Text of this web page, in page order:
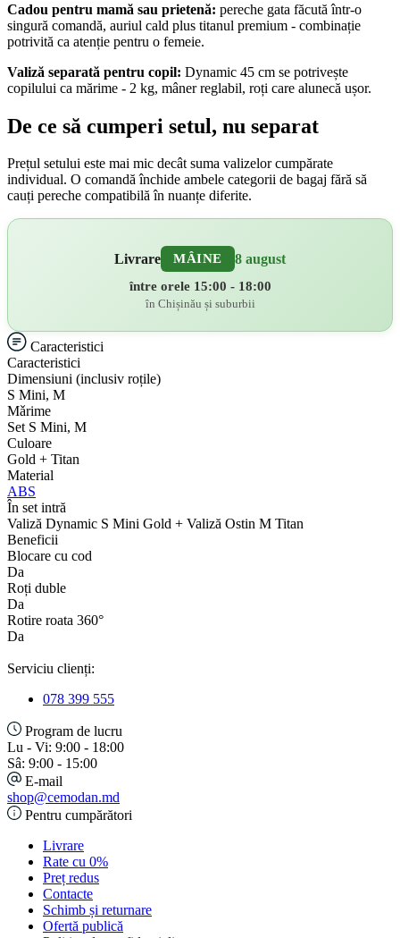
Cadou pentru mamă sau prietenă: pereche gata făcută într-o
singură comandă, auriul cald plus titanul premium - combinație
potrivită ca atenție pentru o femeie.
Valiză separată pentru copil: Dynamic 45 cm se potrivește
copilului ca mărime - 2 kg, mâner reglabil, roți care alunecă ușor.
De ce să cumperi setul, nu separat
Prețul setului este mai mic decât suma valizelor cumpărate
individual. O comandă închide ambele categorii de bagaj fără să
cauți pereche compatibilă în nuanțe diferite.
Livrare MÂINE 8 august
între orele 15:00 - 18:00
în Chișinău și suburbii
Caracteristici
Caracteristici
Dimensiuni (inclusiv roțile)
S Mini, M
Mǎrime
Set S Mini, M
Culoare
Gold + Titan
Material
ABS
În set intră
Valiză Dynamic S Mini Gold + Valiză Ostin M Titan
Beneficii
Blocare cu cod
Da
Roți duble
Da
Rotire roata 360°
Da
Serviciu clienți:
078 399 555
Program de lucru
Lu - Vi: 9:00 - 18:00
Sâ: 9:00 - 15:00
E-mail
shop@cemodan.md
Pentru cumpărători
Livrare
Rate cu 0%
Preț redus
Contacte
Schimb și returnare
Ofertă publică